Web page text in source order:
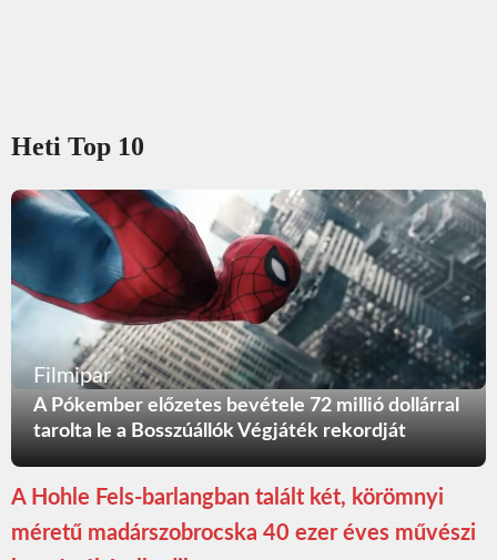
Heti Top 10
Filmipar
A Pókember előzetes bevétele 72 millió dollárral
tarolta le a Bosszúállók Végjáték rekordját
A Hohle Fels-barlangban talált két, körömnyi
méretű madárszobrocska 40 ezer éves művészi